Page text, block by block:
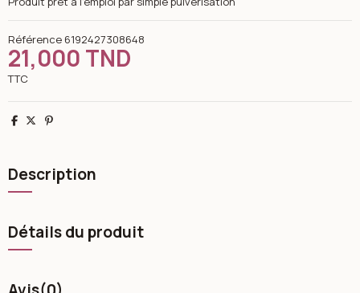
Référence 6192427308648
21,000 TND
TTC
Partager
TweetPinterest
Description
Détails du produit